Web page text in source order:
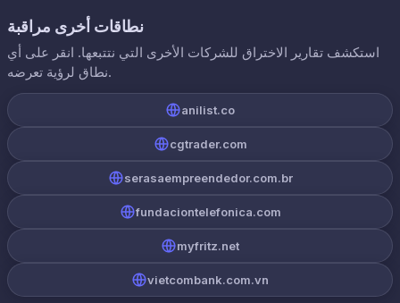
نطاقات أخرى مراقبة
استكشف تقارير الاختراق للشركات الأخرى التي نتتبعها. انقر على أي
نطاق لرؤية تعرضه.
anilist.co
cgtrader.com
serasaempreendedor.com.br
fundaciontelefonica.com
myfritz.net
vietcombank.com.vn